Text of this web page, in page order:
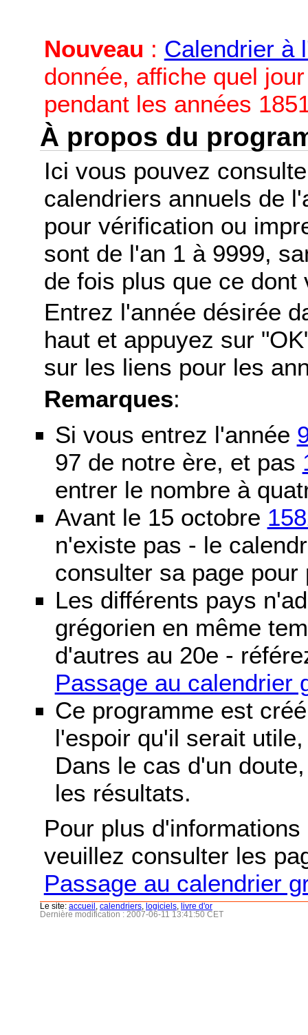
Nouveau : Calendrier à
donnée, affiche quel
pendant les années
À propos du
Ici vous pouvez
calendriers annuels de
pour vérification ou
sont de l'an 1 à 9999,
de fois plus que ce dont
Entrez l'année désirée
haut et appuyez sur
sur les liens pour les
Remarques:
Si vous entrez l'année
97 de notre ère, et pas
entrer le nombre à
Avant le 15 octobre
n'existe pas - le
consulter sa page pour
Les différents pays
grégorien en même
d'autres au 20e -
Passage au calendrier
Ce programme est
l'espoir qu'il serait
Dans le cas d'un
les résultats.
Pour plus
veuillez consulter les
Passage au calendrier
Le site: accueil calendriers logiciels
livre d'or
Dernière modification : 2007-06-11 13:41:50 CET